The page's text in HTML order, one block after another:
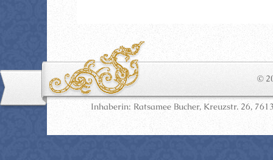
©
Inhaberin: Ratsamee Bucher, Kreuzstr. 26,